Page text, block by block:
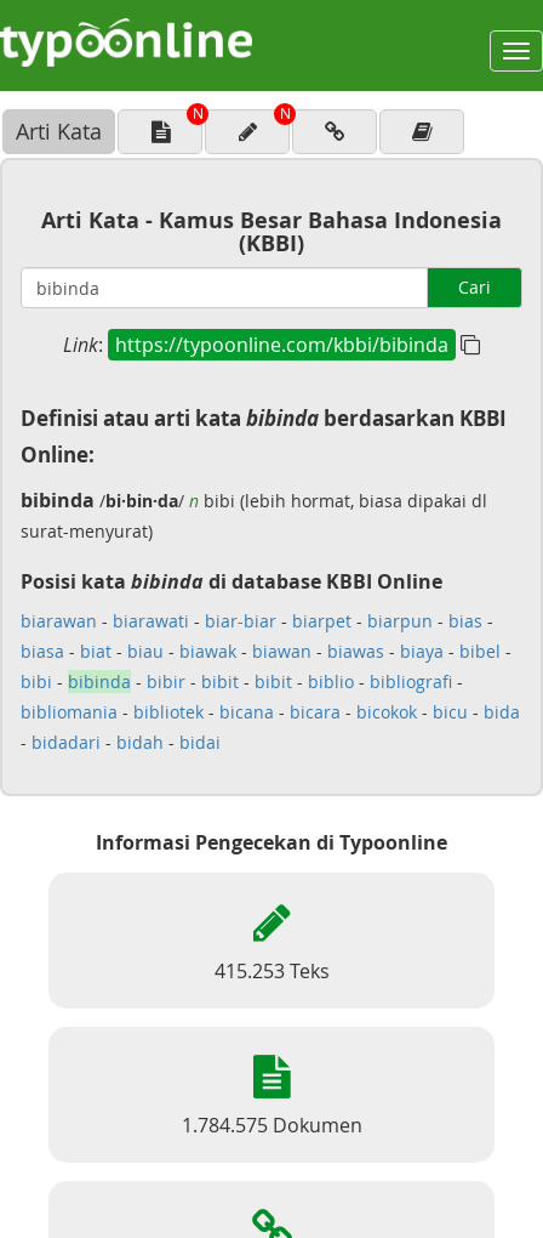
Arti Kata
N N
Arti Kata - Kamus Besar Bahasa Indonesia
(KBBI)
Cari
Link: https://typoonline.com/kbbi/bibinda
Definisi atau arti kata bibinda berdasarkan KBBI
Online:
bibinda /bi·bin·da/ n bibi (lebih hormat, biasa dipakai dl
surat-menyurat)
Posisi kata bibindadi database KBBI Online
biarawan - biarawati - biar-biar - biarpet - biarpun - bias -
biasa - biat - biau - biawak - biawan - biawas - biaya - bibel -
bibi - bibinda - bibir - bibit - bibit - biblio - bibliografi -
bibliomania - bibliotek - bicana - bicara - bicokok - bicu - bida
- bidadari - bidah - bidai
Informasi Pengecekan di Typoonline
415.253 Teks
1.784.575 Dokumen